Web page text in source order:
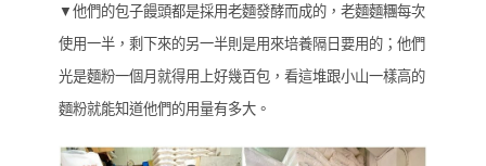
▼他們的包子饅頭都是採用老麵發酵而成的，老麵麵糰每次
使用一半，剩下來的另一半則是用來培養隔日要用的；他們
光是麵粉一個月就得用上好幾百包，看這堆跟小山一樣高的
麵粉就能知道他們的用量有多大。